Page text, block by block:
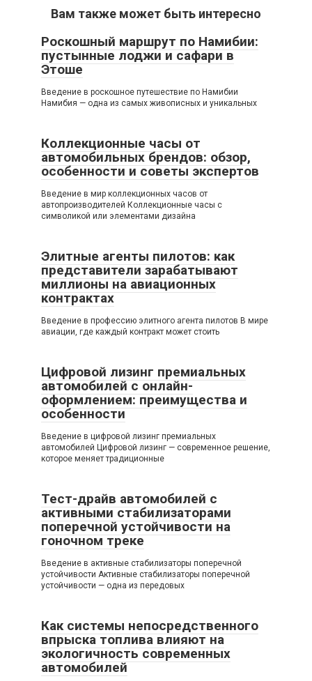
Вам также может быть интересно
Роскошный маршрут по Намибии:
пустынные лоджи и сафари в
Этоше
Введение в роскошное путешествие по Намибии
Намибия — одна из самых живописных и уникальных
Коллекционные часы от
автомобильных брендов: обзор,
особенности и советы экспертов
Введение в мир коллекционных часов от
автопроизводителей Коллекционные часы с
символикой или элементами дизайна
Элитные агенты пилотов: как
представители зарабатывают
миллионы на авиационных
контрактах
Введение в профессию элитного агента пилотов В мире
авиации, где каждый контракт может стоить
Цифровой лизинг премиальных
автомобилей с онлайн-
оформлением: преимущества и
особенности
Введение в цифровой лизинг премиальных
автомобилей Цифровой лизинг — современное решение,
которое меняет традиционные
Тест-драйв автомобилей с
активными стабилизаторами
поперечной устойчивости на
гоночном треке
Введение в активные стабилизаторы поперечной
устойчивости Активные стабилизаторы поперечной
устойчивости — одна из передовых
Как системы непосредственного
впрыска топлива влияют на
экологичность современных
автомобилей